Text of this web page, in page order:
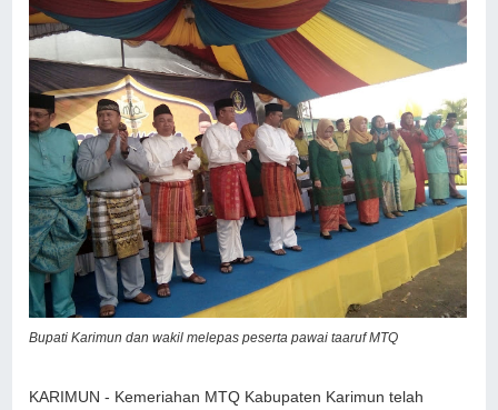
Bupati Karimun dan wakil melepas peserta pawai taaruf MTQ
KARIMUN - Kemeriahan MTQ Kabupaten Karimun telah